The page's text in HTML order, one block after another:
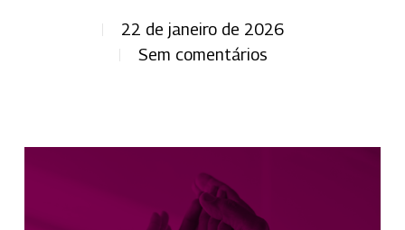
22 de janeiro de 2026
Sem comentários